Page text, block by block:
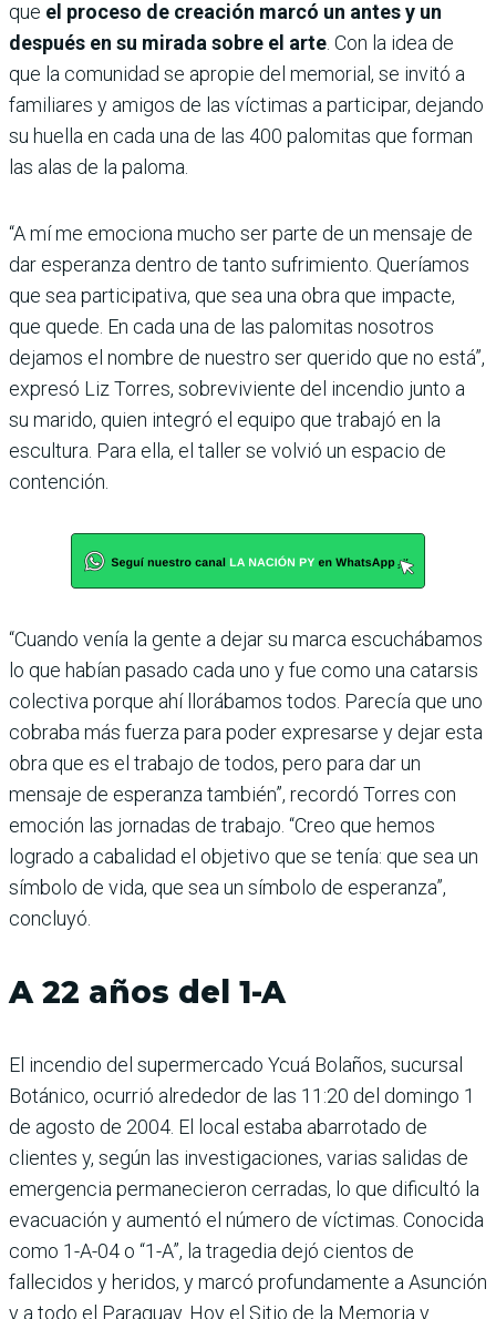
que el proceso de creación marcó un antes y un
después en su mirada sobre el arte . Con la idea de
que la comunidad se apropie del memorial, se invitó a
familiares y amigos de las víctimas a participar, dejando
su huella en cada una de las 400 palomitas que forman
las alas de la paloma.
“A mí me emociona mucho ser parte de un mensaje de
dar esperanza dentro de tanto sufrimiento. Queríamos
que sea participativa, que sea una obra que impacte,
que quede. En cada una de las palomitas nosotros
dejamos el nombre de nuestro ser querido que no está”,
expresó Liz Torres, sobreviviente del incendio junto a
su marido, quien integró el equipo que trabajó en la
escultura. Para ella, el taller se volvió un espacio de
contención.
“Cuando venía la gente a dejar su marca escuchábamos
lo que habían pasado cada uno y fue como una catarsis
colectiva porque ahí llorábamos todos. Parecía que uno
cobraba más fuerza para poder expresarse y dejar esta
obra que es el trabajo de todos, pero para dar un
mensaje de esperanza también”, recordó Torres con
emoción las jornadas de trabajo. “Creo que hemos
logrado a cabalidad el objetivo que se tenía: que sea un
símbolo de vida, que sea un símbolo de esperanza”,
concluyó.
A 22 años del 1-A
El incendio del supermercado Ycuá Bolaños, sucursal
Botánico, ocurrió alrededor de las 11:20 del domingo 1
de agosto de 2004. El local estaba abarrotado de
clientes y, según las investigaciones, varias salidas de
emergencia permanecieron cerradas, lo que dificultó la
evacuación y aumentó el número de víctimas. Conocida
como 1-A-04 o “1-A”, la tragedia dejó cientos de
fallecidos y heridos, y marcó profundamente a Asunción
y a todo el Paraguay. Hoy el Sitio de la Memoria y